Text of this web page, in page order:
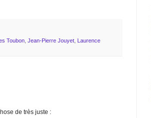
Toubon Jean-Pierre Jouyet Laurence
de très juste :